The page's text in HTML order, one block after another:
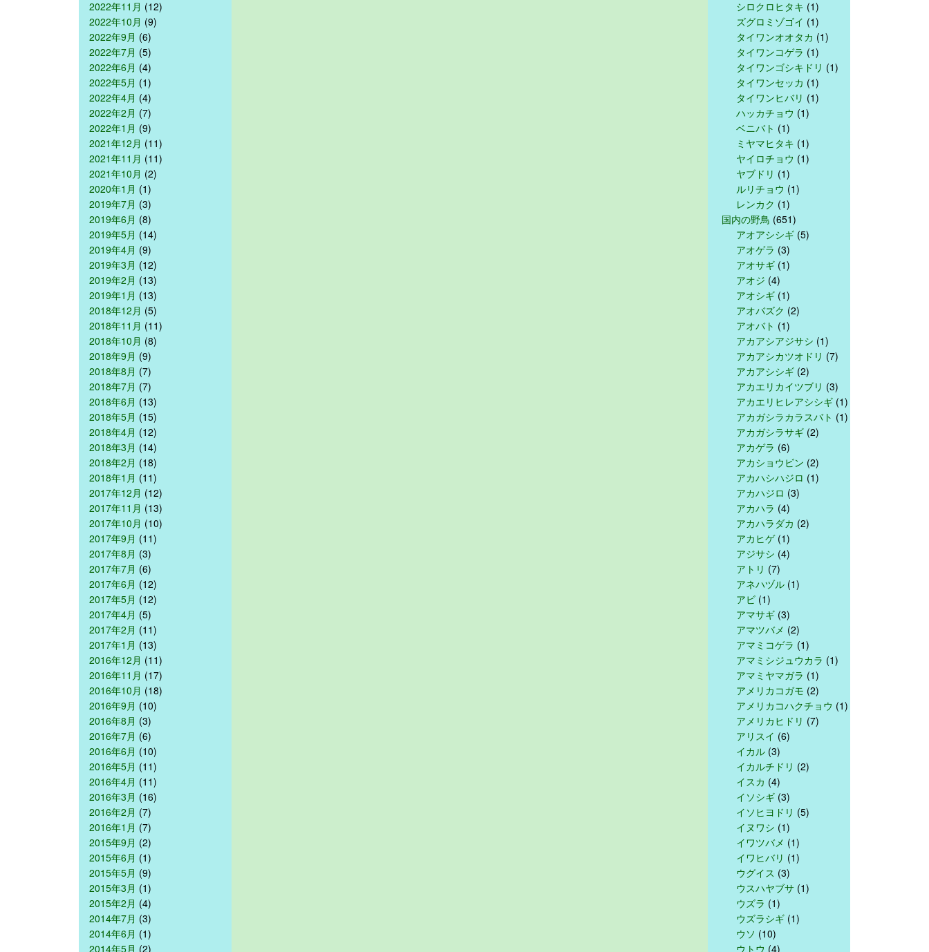
2022年11月 (12)
2022年10月 (9)
2022年9月 (6)
2022年7月 (5)
2022年6月 (4)
2022年5月 (1)
2022年4月 (4)
2022年2月 (7)
2022年1月 (9)
2021年12月 (11)
2021年11月 (11)
2021年10月 (2)
2020年1月 (1)
2019年7月 (3)
2019年6月 (8)
2019年5月 (14)
2019年4月 (9)
2019年3月 (12)
2019年2月 (13)
2019年1月 (13)
2018年12月 (5)
2018年11月 (11)
2018年10月 (8)
2018年9月 (9)
2018年8月 (7)
2018年7月 (7)
2018年6月 (13)
2018年5月 (15)
2018年4月 (12)
2018年3月 (14)
2018年2月 (18)
2018年1月 (11)
2017年12月 (12)
2017年11月 (13)
2017年10月 (10)
2017年9月 (11)
2017年8月 (3)
2017年7月 (6)
2017年6月 (12)
2017年5月 (12)
2017年4月 (5)
2017年2月 (11)
2017年1月 (13)
2016年12月 (11)
2016年11月 (17)
2016年10月 (18)
2016年9月 (10)
2016年8月 (3)
2016年7月 (6)
2016年6月 (10)
2016年5月 (11)
2016年4月 (11)
2016年3月 (16)
2016年2月 (7)
2016年1月 (7)
2015年9月 (2)
2015年6月 (1)
2015年5月 (9)
2015年3月 (1)
2015年2月 (4)
2014年7月 (3)
2014年6月 (1)
2014年5月 (2)
シロクロヒタキ (1)
ズグロミゾゴイ (1)
タイワンオオタカ (1)
タイワンコゲラ (1)
タイワンゴシキドリ (1)
タイワンセッカ (1)
タイワンヒバリ (1)
ハッカチョウ (1)
ベニバト (1)
ミヤマヒタキ (1)
ヤイロチョウ (1)
ヤブドリ (1)
ルリチョウ (1)
レンカク (1)
国内の野鳥 (651)
アオアシシギ (5)
アオゲラ (3)
アオサギ (1)
アオジ (4)
アオシギ (1)
アオバズク (2)
アオバト (1)
アカアシアジサシ (1)
アカアシカツオドリ (7)
アカアシシギ (2)
アカエリカイツブリ (3)
アカエリヒレアシシギ (1)
アカガシラカラスバト (1)
アカガシラサギ (2)
アカゲラ (6)
アカショウビン (2)
アカハシハジロ (1)
アカハジロ (3)
アカハラ (4)
アカハラダカ (2)
アカヒゲ(1)
アジサシ (4)
アトリ (7)
アネハヅル (1)
アビ (1)
アマサギ (3)
アマツバメ (2)
アマミコゲラ (1)
アマミシジュウカラ (1)
アマミヤマガラ (1)
アメリカコガモ (2)
アメリカコハクチョウ (1)
アメリカヒドリ (7)
アリスイ (6)
イカル (3)
イカルチドリ (2)
イスカ (4)
イソシギ (3)
イソヒヨドリ (5)
イヌワシ (1)
イワツバメ (1)
イワヒバリ (1)
ウグイス (3)
ウスハヤブサ (1)
ウズラ (1)
ウズラシギ (1)
ウソ (10)
ウトウ (4)